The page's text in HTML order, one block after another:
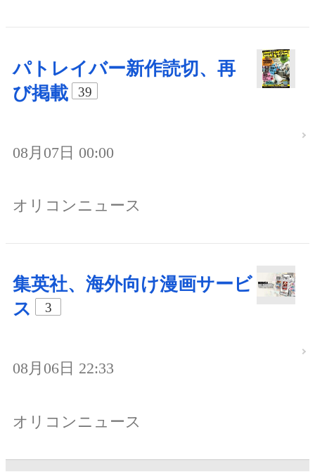
パトレイバー新作読切、再
び掲載
39
08月07日 00:00
オリコンニュース
集英社、海外向け漫画サービ
ス
3
08月06日 22:33
オリコンニュース